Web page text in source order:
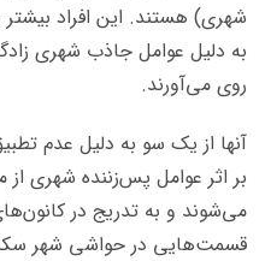
شهری) هستند. این افراد
به دلیل عوامل جاذب شهری
روی می‌آورند.
آنها از یک سو به دلیل عدم
بر اثر عوامل پس‌زننده‌ شهری
می‌شوند و به تدریج در
قسمت‌هایی در حواشی شهر